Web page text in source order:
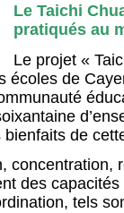
Le Taichi
pratiqués au
Le projet «
écoles de
bienfaits de
concentration,
des
tels